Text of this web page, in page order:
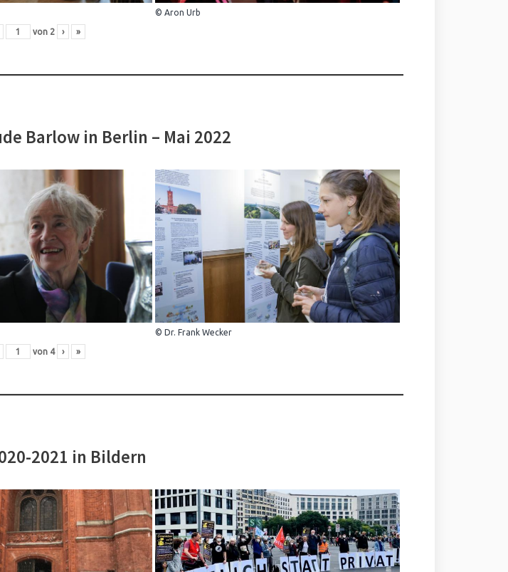
© Aron Urb
von 2 › »
Barlow in Berlin – Mai 2022
© Dr. Frank Wecker
von 4 › »
2021 in Bildern